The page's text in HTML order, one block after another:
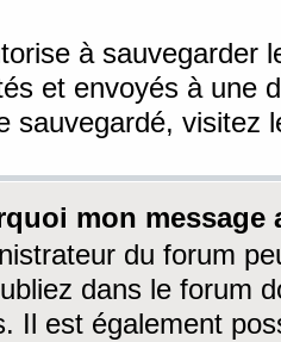
à sauvegarder
et envoyés à une
sauvegardé, visitez
mon message
du forum
dans le forum
Il est également